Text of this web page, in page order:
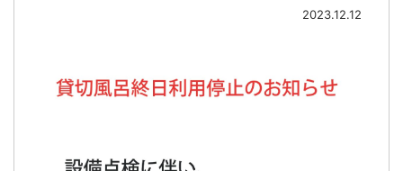
2023.12.12